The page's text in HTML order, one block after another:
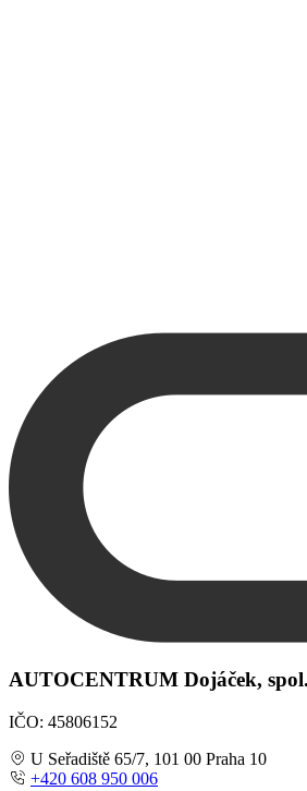
AUTOCENTRUM Dojáček,
IČO: 45806152
U Seřadiště 65/7, 101 00 Praha 10
+420 608 950 006